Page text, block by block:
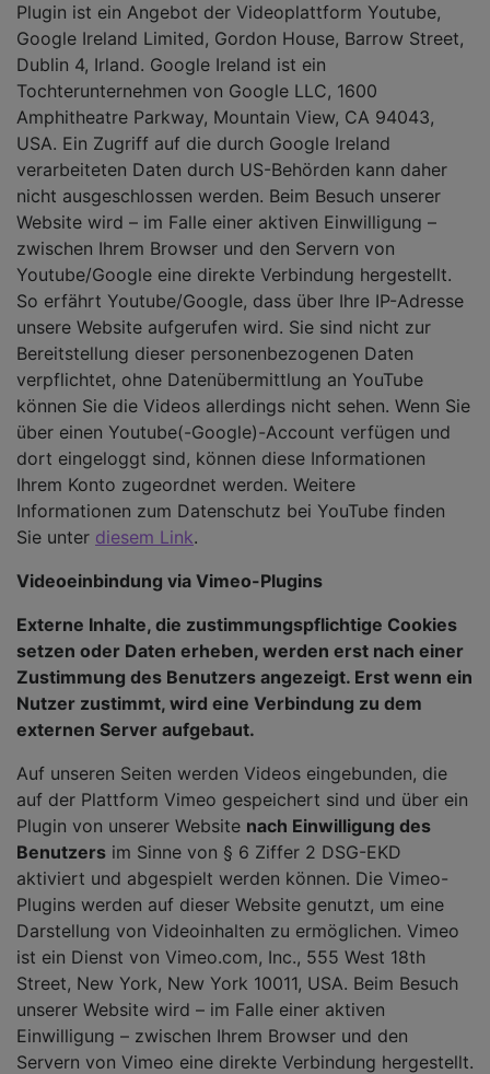
Plugin ist ein Angebot der Videoplattform Youtube,
Google Ireland Limited, Gordon House, Barrow Street,
Dublin 4, Irland. Google Ireland ist ein
Tochterunternehmen von Google LLC, 1600
Amphitheatre Parkway, Mountain View, CA 94043,
USA. Ein Zugriff auf die durch Google Ireland
verarbeiteten Daten durch US-Behörden kann daher
nicht ausgeschlossen werden. Beim Besuch unserer
Website wird – im Falle einer aktiven Einwilligung –
zwischen Ihrem Browser und den Servern von
Youtube/Google eine direkte Verbindung hergestellt.
So erfährt Youtube/Google, dass über Ihre IP-Adresse
unsere Website aufgerufen wird. Sie sind nicht zur
Bereitstellung dieser personenbezogenen Daten
verpflichtet, ohne Datenübermittlung an YouTube
können Sie die Videos allerdings nicht sehen. Wenn Sie
über einen Youtube(-Google)-Account verfügen und
dort eingeloggt sind, können diese Informationen
Ihrem Konto zugeordnet werden. Weitere
Informationen zum Datenschutz bei YouTube finden
Sie unter diesem Link.
Videoeinbindung via Vimeo-Plugins
Externe Inhalte, die zustimmungspflichtige Cookies
setzen oder Daten erheben, werden erst nach einer
Zustimmung des Benutzers angezeigt. Erst wenn ein
Nutzer zustimmt, wird eine Verbindung zu dem
externen Server aufgebaut.
Auf unseren Seiten werden Videos eingebunden, die
auf der Plattform Vimeo gespeichert sind und über ein
Plugin von unserer Website nach Einwilligung des
Benutzers im Sinne von § 6 Ziffer 2 DSG-EKD
aktiviert und abgespielt werden können. Die Vimeo-
Plugins werden auf dieser Website genutzt, um eine
Darstellung von Videoinhalten zu ermöglichen. Vimeo
ist ein Dienst von Vimeo.com, Inc., 555 West 18th
Street, New York, New York 10011, USA. Beim Besuch
unserer Website wird – im Falle einer aktiven
Einwilligung – zwischen Ihrem Browser und den
Servern von Vimeo eine direkte Verbindung hergestellt.